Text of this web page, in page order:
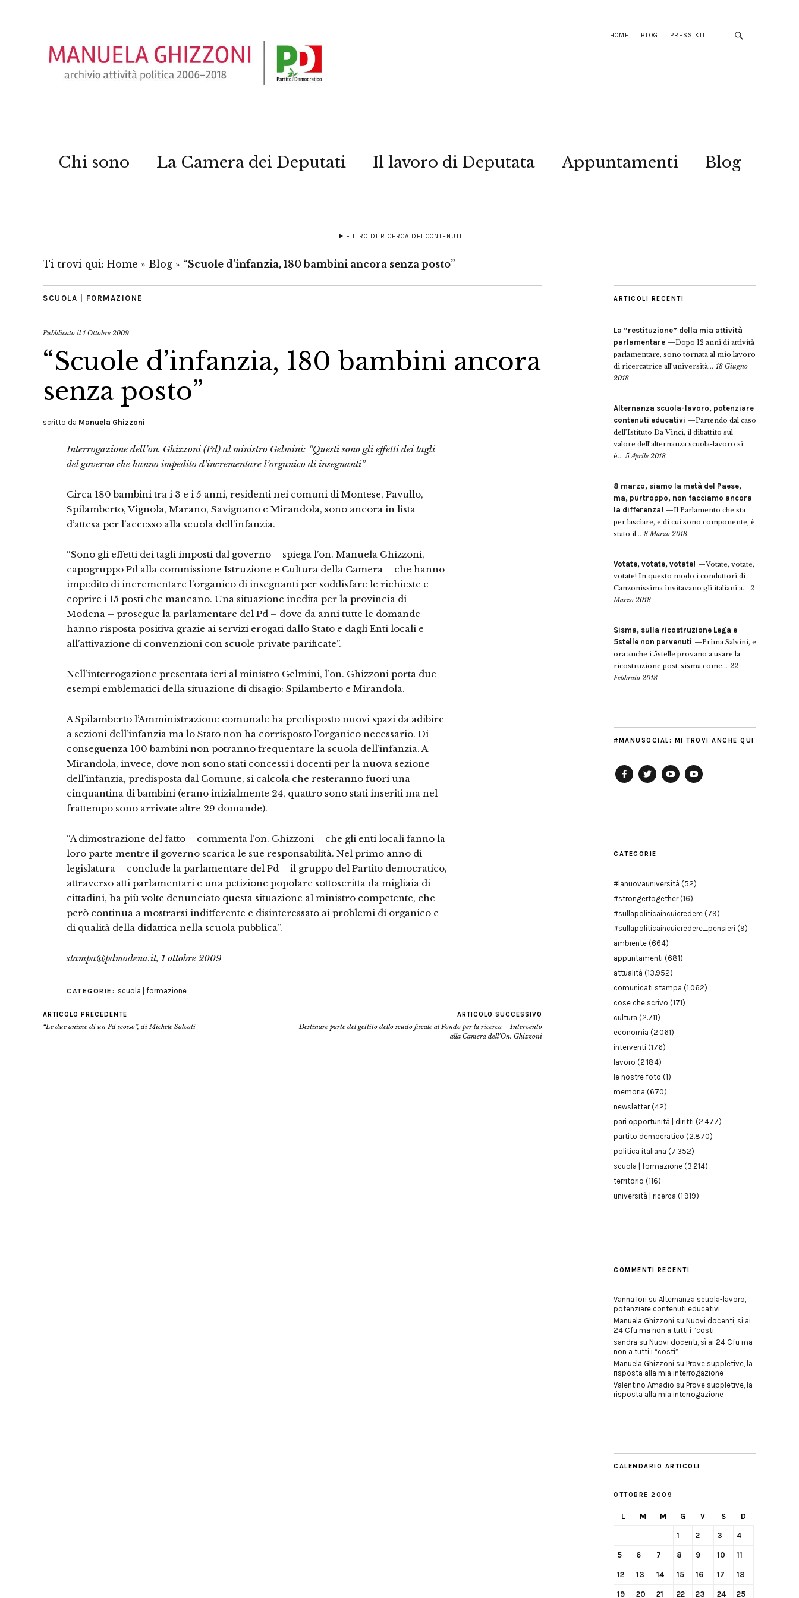
HOME BLOG PRESS KIT
Chi sono La Camera dei Deputati Il lavoro di Deputata Appuntamenti Blog
FILTRO DI RICERCA DEI CONTENUTI
Ti trovi qui: Home » Blog » “Scuole d’infanzia, 180 bambini ancora senza posto”
SCUOLA | FORMAZIONE
Pubblicato il1 Ottobre 2009
“Scuole d’infanzia, 180 bambini ancora
senza posto”
scritto da Manuela Ghizzoni
Interrogazione dell’on. Ghizzoni (Pd) al ministro Gelmini: “Questi sono gli effetti dei tagli
del governo che hanno impedito d’incrementare l’organico di insegnanti”
Circa 180 bambini tra i 3 e i 5 anni, residenti nei comuni di Montese, Pavullo,
Spilamberto, Vignola, Marano, Savignano e Mirandola, sono ancora in lista
d’attesa per l’accesso alla scuola dell’infanzia.
“Sono gli effetti dei tagli imposti dal governo – spiega l’on. Manuela Ghizzoni,
capogruppo Pd alla commissione Istruzione e Cultura della Camera – che hanno
impedito di incrementare l’organico di insegnanti per soddisfare le richieste e
coprire i 15 posti che mancano. Una situazione inedita per la provincia di
Modena – prosegue la parlamentare del Pd – dove da anni tutte le domande
hanno risposta positiva grazie ai servizi erogati dallo Stato e dagli Enti locali e
all’attivazione di convenzioni con scuole private parificate”.
Nell’interrogazione presentata ieri al ministro Gelmini, l’on. Ghizzoni porta due
esempi emblematici della situazione di disagio: Spilamberto e Mirandola.
A Spilamberto l’Amministrazione comunale ha predisposto nuovi spazi da adibire
a sezioni dell’infanzia ma lo Stato non ha corrisposto l’organico necessario. Di
conseguenza 100 bambini non potranno frequentare la scuola dell’infanzia. A
Mirandola, invece, dove non sono stati concessi i docenti per la nuova sezione
dell’infanzia, predisposta dal Comune, si calcola che resteranno fuori una
cinquantina di bambini (erano inizialmente 24, quattro sono stati inseriti ma nel
frattempo sono arrivate altre 29 domande).
“A dimostrazione del fatto – commenta l’on. Ghizzoni – che gli enti locali fanno la
loro parte mentre il governo scarica le sue responsabilità. Nel primo anno di
legislatura – conclude la parlamentare del Pd – il gruppo del Partito democratico,
attraverso atti parlamentari e una petizione popolare sottoscritta da migliaia di
cittadini, ha più volte denunciato questa situazione al ministro competente, che
però continua a mostrarsi indifferente e disinteressato ai problemi di organico e
di qualità della didattica nella scuola pubblica”.
stampa@pdmodena.it, 1 ottobre 2009
CATEGORIE: scuola | formazione
ARTICOLO PRECEDENTE
“Le due anime di un Pd scosso”, di Michele Salvati
ARTICOLO SUCCESSIVO
Destinare parte del gettito dello scudo fiscale al Fondo per la ricerca – Intervento
alla Camera dell’On. Ghizzoni
ARTICOLI RECENTI
La “restituzione” della mia attività
parlamentare
Dopo 12 anni di attività
parlamentare, sono tornata al mio lavoro
di ricercatrice all’università... 18 Giugno
2018
Alternanza scuola-lavoro, potenziare
contenuti educativi
Partendo dal caso
dell’Istituto Da Vinci, il dibattito sul
valore dell’alternanza scuola-lavoro si
è... 5 Aprile 2018
8 marzo, siamo la metà del Paese,
ma, purtroppo, non facciamo ancora
la differenza!
Il Parlamento che sta
per lasciare, e di cui sono componente, è
stato il... 8 Marzo 2018
Votate, votate, votate!
Votate, votate,
votate! In questo modo i conduttori di
Canzonissima invitavano gli italiani a... 2
Marzo 2018
Sisma, sulla ricostruzione Lega e
5stelle non pervenuti
Prima Salvini, e
ora anche i 5stelle provano a usare la
ricostruzione post-sisma come... 22
Febbraio 2018
#MANUSOCIAL: MI TROVI ANCHE QUI
CATEGORIE
#lanuovauniversità (52)
#strongertogether(16)
#sullapoliticaincuicredere (79)
#sullapoliticaincuicredere_pensieri (9)
ambiente (664)
appuntamenti (681)
attualità (13.952)
comunicati stampa (1.062)
cose che scrivo (171)
cultura (2.711)
economia (2.061)
interventi (176)
lavoro (2.184)
le nostre foto (1)
memoria (670)
newsletter(42)
pari opportunità | diritti (2.477)
partito democratico (2.870)
politica italiana (7.352)
scuola | formazione (3.214)
territorio (116)
università | ricerca (1.919)
COMMENTI RECENTI
Vanna Iori su Alternanza scuola-lavoro,
potenziare contenuti educativi
Manuela Ghizzoni su Nuovi docenti, sì ai
24 Cfu ma non a tutti i “costi”
sandra su Nuovi docenti, sì ai 24 Cfu ma
non a tutti i “costi”
Manuela Ghizzoni su Prove suppletive, la
risposta alla mia interrogazione
Valentino Amadio su Prove suppletive, la
risposta alla mia interrogazione
CALENDARIO ARTICOLI
OTTOBRE 2009
L M M G V S D
1 2 3 4
5 6 7 8 9 10 11
12 13 14 15 16 17 18
19 20 21 22 23 24 25